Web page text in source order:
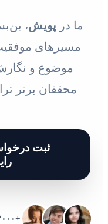
ما در پویش،
مسیرهای
موضوع و نگارش
محققان برتر
ثبت
+۲۰۰۰